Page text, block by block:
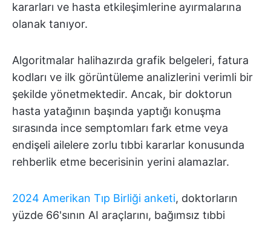
kararları ve hasta etkileşimlerine ayırmalarına
olanak tanıyor.
Algoritmalar halihazırda grafik belgeleri, fatura
kodları ve ilk görüntüleme analizlerini verimli bir
şekilde yönetmektedir. Ancak, bir doktorun
hasta yatağının başında yaptığı konuşma
sırasında ince semptomları fark etme veya
endişeli ailelere zorlu tıbbi kararlar konusunda
rehberlik etme becerisinin yerini alamazlar.
2024 Amerikan Tıp Birliği anketi, doktorların
yüzde 66'sının AI araçlarını, bağımsız tıbbi